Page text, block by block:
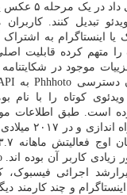
به کاربران
تبدیل کنند. کاربران
متهم کرده قابلیت
کوتاه را با نام
اجرائی فیسبوک،
و چند کارمند